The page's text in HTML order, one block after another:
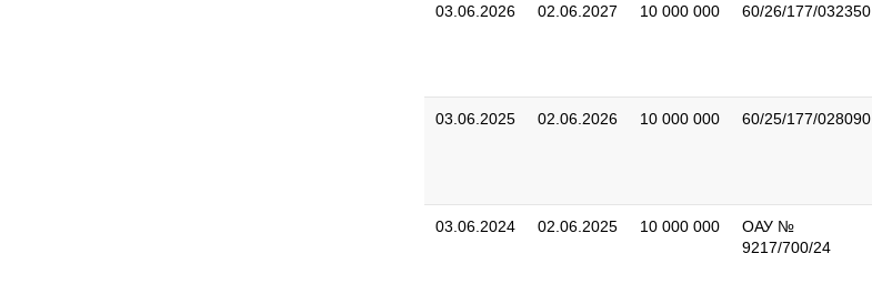
03.06.2026 02.06.2027 10 000 000 60/26/177/032350
03.06.2025 02.06.2026 10 000 000 60/25/177/028090
03.06.2024 02.06.2025 10 000 000
ОАУ №
9217/700/24